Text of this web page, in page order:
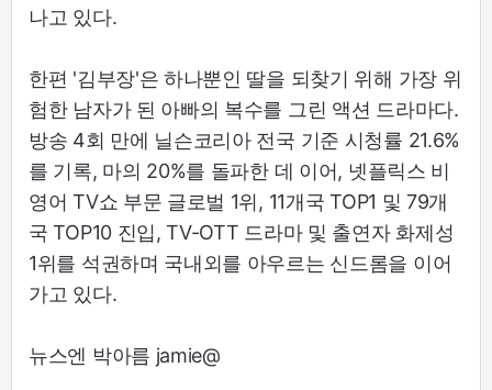
나고 있다.
한편 '김부장'은 하나뿐인 딸을 되찾기 위해 가장 위
험한 남자가 된 아빠의 복수를 그린 액션 드라마다.
방송 4회 만에 닐슨코리아 전국 기준 시청률 21.6%
를 기록, 마의 20%를 돌파한 데 이어, 넷플릭스 비
영어 TV쇼 부문 글로벌 1위, 11개국 TOP1 및 79개
국 TOP10 진입, TV-OTT 드라마 및 출연자 화제성
1위를 석권하며 국내외를 아우르는 신드롬을 이어
가고 있다.
뉴스엔 박아름 jamie@